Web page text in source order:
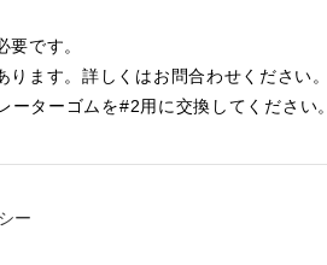
です。
ます。詳しくはお問合わせください。
ターゴムを#2用に交換してください。
ー